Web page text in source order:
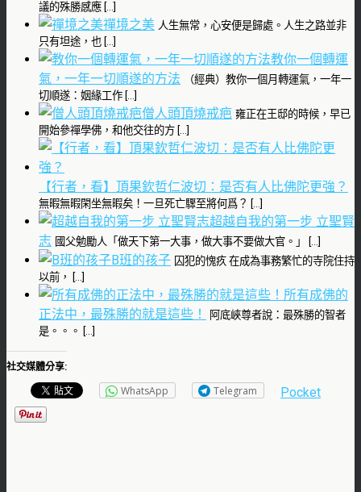
議的殊勝感應 […]
禪境之美 人生無常，心安便是歸處。人生之路並非
只有坦途，也 […]
教你一個轉運
氣，一年一切順遂的方法
（經典）教你一個月轉運氣，一年一
切順遂：姻緣工作 […]
僧人頭頂燒戒疤 雍正在王邸的時候，早已
開始參禪學佛，和他交往的方 […]
【行者，看】頂果欽哲仁波切：是否有人比佛陀更強？
無暇無暇閑坐無暇矣！一旦死亡驟至將何爲？ […]
超越自我的第一步 立聖賢
志 國父勉勵人「做天下第一大事，做大事不要做大官。」 […]
B班的孩子 囚犯的愧疚 在成為事務繁忙的寺院住持
以前， […]
所有成佛的
正法中，最殊勝的就是這些！
阿底峽尊者說：最殊勝的智者
是。。。 […]
社交媒體分享:
WhatsApp Telegram Pocket